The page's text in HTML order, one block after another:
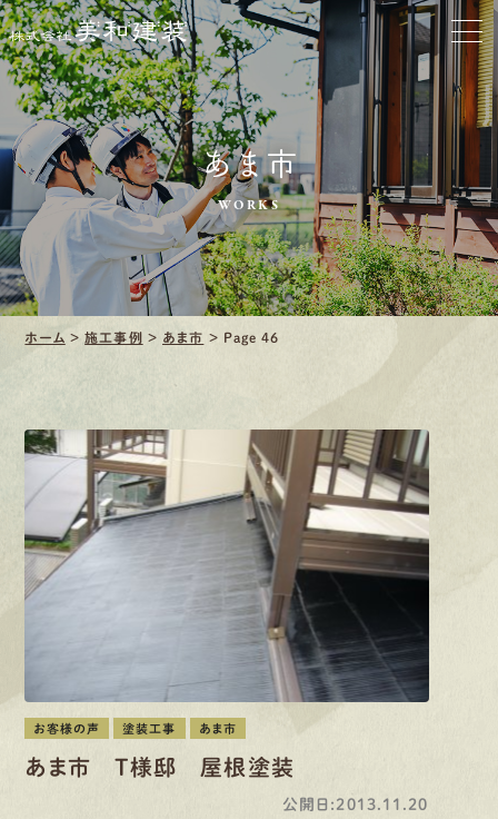
会社をきれいに
クリーニング
施工事例
口コミ・レビュー紹介
会社案内
募集要項
先輩インタビュー
有資格者が、無料建物診断いたします!!
0120-44-2605
営業時間 8:00−18:00 ｜
あま市
WORKS
ホーム >施工事例 > あま市 > Page 46
お客様の声 塗装工事 あま市
あま市 T様邸 屋根塗装
公開日:2013.11.20